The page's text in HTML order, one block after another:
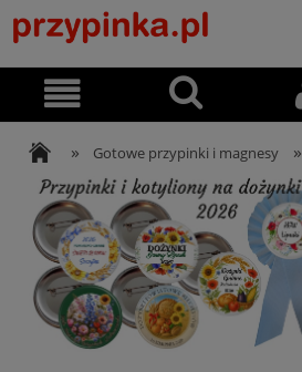
» Gotowe przypinki i magnesy »